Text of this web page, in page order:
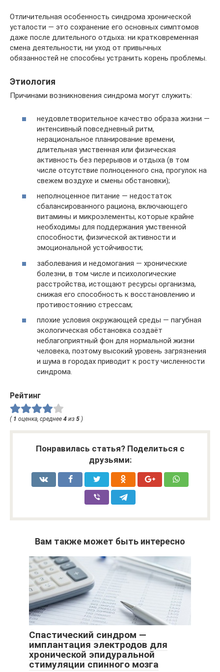
Отличительная особенность синдрома хронической
усталости — это сохранение его основных симптомов
даже после длительного отдыха: ни кратковременная
смена деятельности, ни уход от привычных
обязанностей не способны устранить корень проблемы.
Этиология
Причинами возникновения синдрома могут служить:
неудовлетворительное качество образа жизни —
интенсивный повседневный ритм,
нерациональное планирование времени,
длительная умственная или физическая
активность без перерывов и отдыха (в том
числе отсутствие полноценного сна, прогулок на
свежем воздухе и смены обстановки);
неполноценное питание — недостаток
сбалансированного рациона, включающего
витамины и микроэлементы, которые крайне
необходимы для поддержания умственной
способности, физической активности и
эмоциональной устойчивости;
заболевания и недомогания — хронические
болезни, в том числе и психологические
расстройства, истощают ресурсы организма,
снижая его способность к восстановлению и
противостоянию стрессам;
плохие условия окружающей среды — пагубная
экологическая обстановка создаёт
неблагоприятный фон для нормальной жизни
человека, поэтому высокий уровень загрязнения
и шума в городах приводит к росту численности
синдрома.
Рейтинг
( 1 оценка, среднее 4 из 5 )
Понравилась статья? Поделиться с
друзьями:
Вам также может быть интересно
Спастический синдром —
имплантация электродов для
хронической эпидуральной
стимуляции спинного мозга